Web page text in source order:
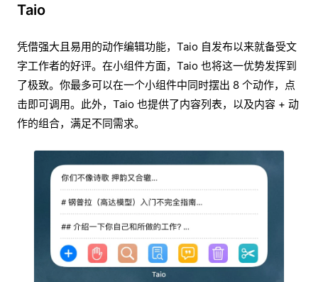
Taio
凭借强大且易用的动作编辑功能，Taio 自发布以来就备受文
字工作者的好评。在小组件方面，Taio 也将这一优势发挥到
了极致。你最多可以在一个小组件中同时摆出 8 个动作，点
击即可调用。此外，Taio 也提供了内容列表，以及内容 + 动
作的组合，满足不同需求。